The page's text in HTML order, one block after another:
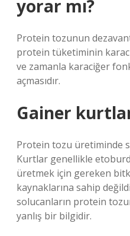
yorar mı?
Protein tozunun
protein tüketiminin
ve zamanla karaciğer
açmasıdır.
Gainer
Protein tozu üretiminde
Kurtlar genellikle
üretmek için gereken
kaynaklarına sahip
solucanların protein
yanlış bir bilgidir.